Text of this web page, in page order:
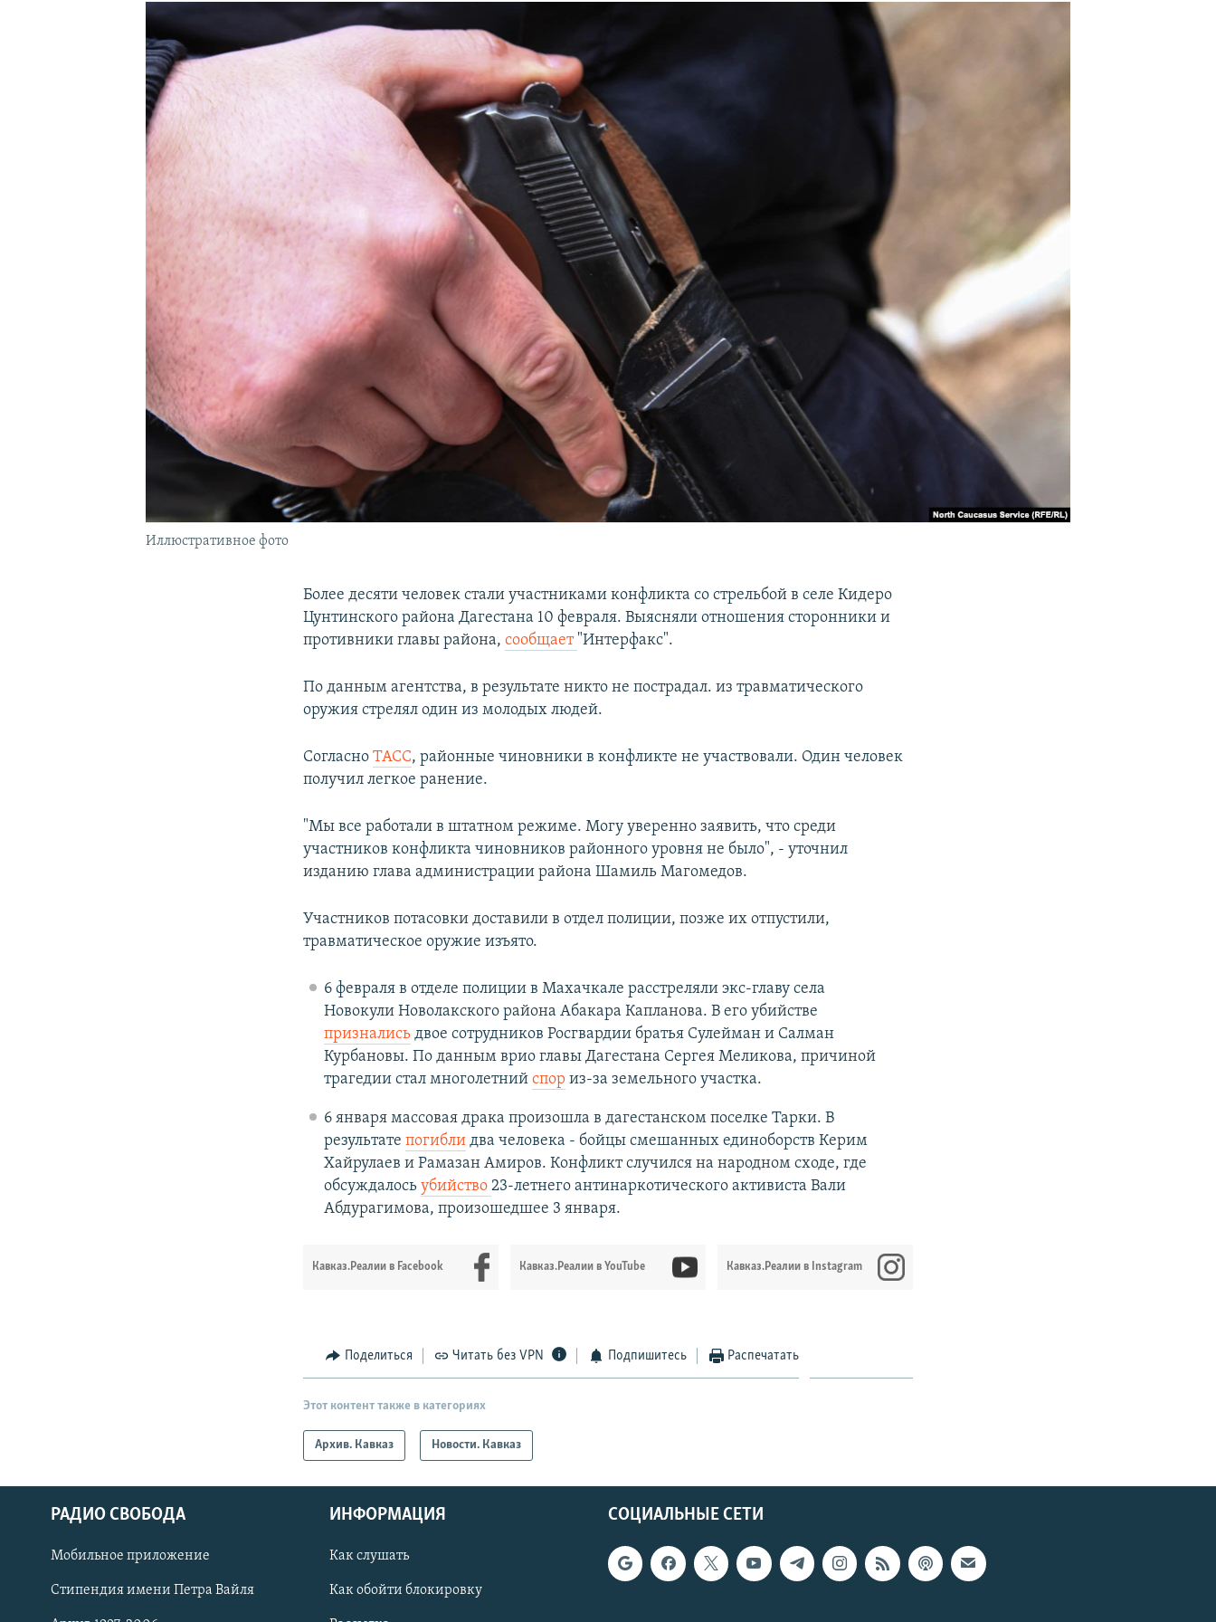
ПОДПИШИТЕСЬ НА РАССЫЛКУ
СОЦИАЛЬНЫЕ СЕТИ
Иллюстративное фото
Более десяти человек стали участниками конфликта со стрельбой в селе Кидеро
Цунтинского района Дагестана 10 февраля. Выясняли отношения сторонники и
противники главы района,сообщает "Интерфакс".
По данным агентства, в результате никто не пострадал. из травматического
оружия стрелял один из молодых людей.
СогласноТАСС, районные чиновники в конфликте не участвовали. Один человек
получил легкое ранение.
"Мы все работали в штатном режиме. Могу уверенно заявить, что среди
участников конфликта чиновников районного уровня не было", - уточнил
изданию глава администрации района Шамиль Магомедов.
Участников потасовки доставили в отдел полиции, позже их отпустили,
травматическое оружие изъято.
6 февраля в отделе полиции в Махачкале расстреляли экс-главу села
Новокули Новолакского района Абакара Капланова. В его убийстве
призналисьдвое сотрудников Росгвардии братья Сулейман и Салман
Курбановы. По данным врио главы Дагестана Сергея Меликова, причиной
трагедии стал многолетний спор из-за земельного участка.
6 января массовая драка произошла в дагестанском поселке Тарки. В
результате погиблидва человека - бойцы смешанных единоборств Керим
Хайрулаев и Рамазан Амиров.​ Конфликт случился на народном сходе, где
обсуждалось убийство 23-летнего антинаркотического активиста Вали
Абдурагимова, произошедшее 3 января.
Кавказ.Реалии в Facebook Кавказ.Реалии в YouTube Кавказ.Реалии в Instagram
Поделиться Читать без VPN Подпишитесь Распечатать
Этот контент также в категориях
Архив. Кавказ Новости. Кавказ
СОЦИАЛЬНЫЕ СЕТИ
РАДИО СВОБОДА
Мобильное приложение
Стипендия имени Петра Вайля
ИНФОРМАЦИЯ
Как слушать
Как обойти блокировку